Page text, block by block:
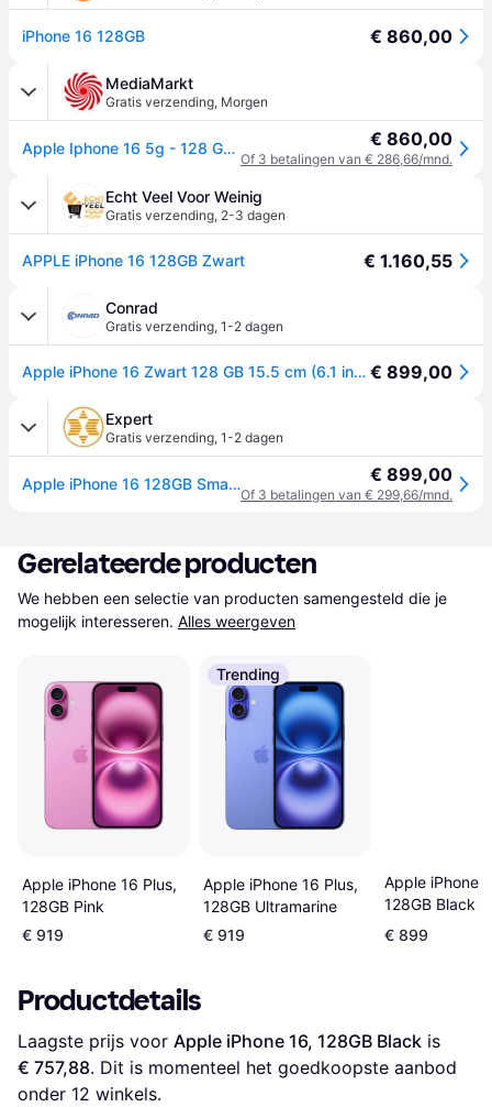
iPhone 16 128GB € 860,00
MediaMarkt
Gratis verzending, Morgen
Apple Iphone 16 5g - 128 Gb Zwart € 860,00
Of 3 betalingen van € 286,66/mnd.
Echt Veel Voor Weinig
Gratis verzending, 2-3 dagen
APPLE iPhone 16 128GB Zwart € 1.160,55
Conrad
Gratis verzending, 1-2 dagen
Apple iPhone 16 Zwart 128 GB 15.5 cm (6.1 inch) € 899,00
Expert
Gratis verzending, 1-2 dagen
Apple iPhone 16 128GB Smartphone Zwart € 899,00
Of 3 betalingen van € 299,66/mnd.
Gerelateerde producten
We hebben een selectie van producten samengesteld die je
mogelijk interesseren. Alles weergeven
Apple iPhone 16 Plus,
128GB Pink
€ 919
Trending
Apple iPhone 16 Plus,
128GB Ultramarine
€ 919
Apple iPhone
128GB Black
€ 899
Productdetails
Laagste prijs voor Apple iPhone 16, 128GB Black
€ 757,88. Dit is momenteel het goedkoopste aanbod
onder 12 winkels.